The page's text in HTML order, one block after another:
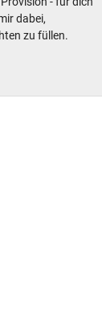
dabei,
zu füllen.